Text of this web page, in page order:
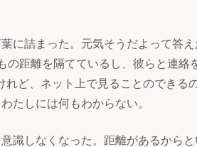
に詰まった。元気そうだよって答
の距離を隔てているし、彼らと連
ど、ネット上で見ることのできる
たしには何もわからない。
識しなくなった。距離があるから